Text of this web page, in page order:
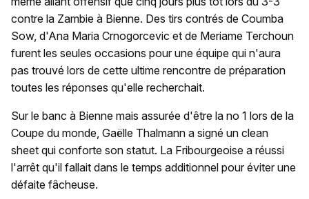
contre la Zambie à Bienne. Des tirs contrés de Coumba
Sow, d'Ana Maria Crnogorcevic et de Meriame Terchoun
furent les seules occasions pour une équipe qui n'aura
pas trouvé lors de cette ultime rencontre de préparation
toutes les réponses qu'elle recherchait.
Sur le banc à Bienne mais assurée d'être la no 1 lors de la
Coupe du monde, Gaëlle Thalmann a signé un clean
sheet qui conforte son statut. La Fribourgeoise a réussi
l'arrêt qu'il fallait dans le temps additionnel pour éviter une
défaite fâcheuse.